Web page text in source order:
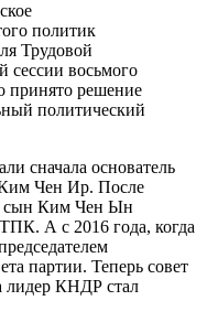
политик
Трудовой
сессии восьмого
принято решение
политический
сначала основатель
Чен Ир. После
сын Ким Чен Ын
А с 2016 года, когда
партии. Теперь совет
лидер КНДР стал